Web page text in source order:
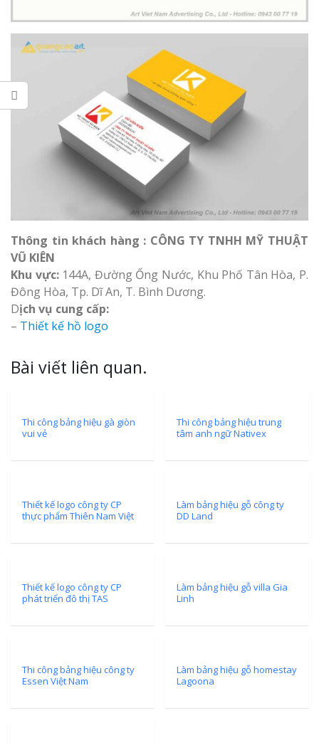
Thông tin khách hàng : CÔNG TY TNHH MỸ THUẬT
VŨ KIÊN
Khu vực: 144A, Đường Ống Nước, Khu Phố Tân Hòa, P.
Đông Hòa, Tp. Dĩ An, T. Bình Dương.
Dịch vụ cung cấp:
– Thiết kế hồ logo
Bài viết liên quan.
Thi công bảng hiệu gà giòn
vui vẻ
Thi công bảng hiệu trung
tâm anh ngữ Nativex
Thiết kế logo công ty CP
thực phẩm Thiên Nam Việt
Làm bảng hiệu gỗ công ty
DD Land
Thiết kế logo công ty CP
phát triển đô thị TAS
Làm bảng hiệu gỗ villa Gia
Linh
Thi công bảng hiệu công ty
Essen Việt Nam
Làm bảng hiệu gỗ homestay
Lagoona